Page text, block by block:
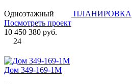
Одноэтажный
ПЛАНИРОВКА
Посмотреть проект
10 450 380 руб.
24
Дом 349-169-1М